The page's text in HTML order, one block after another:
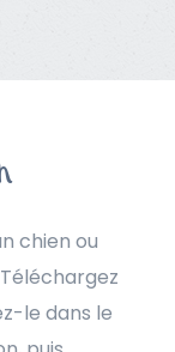
chien ou
le dans le